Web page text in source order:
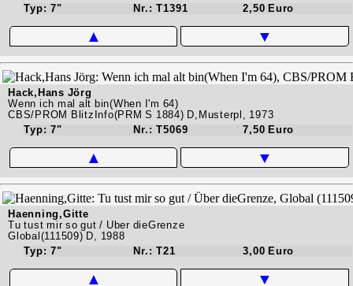
Typ: 7"
Nr.: T1391 2,50 Euro
▲ ▼
Hack,Hans Jörg
Wenn ich mal alt bin(When I'm 64)
CBS/PROM BlitzInfo(PRM S 1884) D,Musterpl, 1973
Typ: 7"
Nr.: T5069 7,50 Euro
▲ ▼
Haenning,Gitte
Tu tust mir so gut / Über dieGrenze
Global(111509) D, 1988
Typ: 7"
Nr.: T21 3,00 Euro
▲ ▼